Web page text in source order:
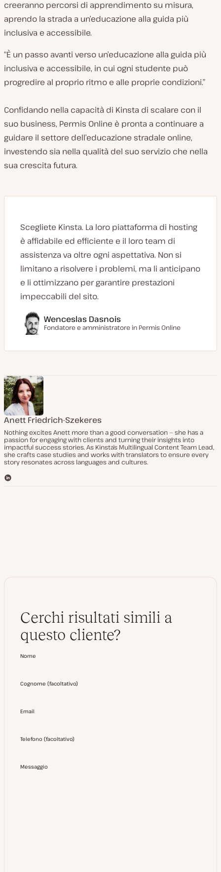
creeranno percorsi di apprendimento su misura,
aprendo la strada a un’educazione alla guida più
inclusiva e accessibile.
“È un passo avanti verso un’educazione alla guida più
inclusiva e accessibile, in cui ogni studente può
progredire al proprio ritmo e alle proprie condizioni.”
Confidando nella capacità di Kinsta di scalare con il
suo business, Permis Online è pronta a continuare a
guidare il settore dell’educazione stradale online,
investendo sia nella qualità del suo servizio che nella
sua crescita futura.
Scegliete Kinsta. La loro piattaforma di hosting
è affidabile ed efficiente e il loro team di
assistenza va oltre ogni aspettativa. Non si
limitano a risolvere i problemi, ma li anticipano
e li ottimizzano per garantire prestazioni
impeccabili del sito.
Wenceslas Dasnois
Fondatore e amministratore in Permis Online
Anett Friedrich-Szekeres
Nothing excites Anett more than a good conversation — she has a
passion for engaging with clients and turning their insights into
impactful success stories. As Kinsta’s Multilingual Content Team Lead,
she crafts case studies and works with translators to ensure every
story resonates across languages and cultures.
L
Cerchi risultati simili a
questo cliente?
Nome
Cognome (facoltativo)
Email
Telefono (facoltativo)
Messaggio